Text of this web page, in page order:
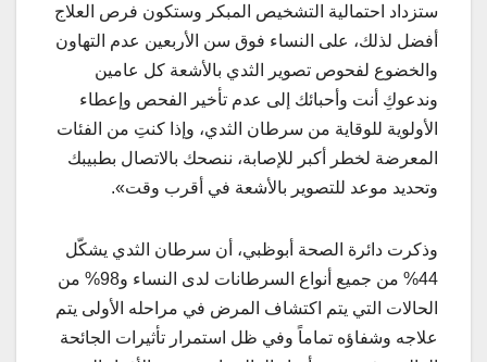
ستزداد احتمالية التشخيص المبكر وستكون فرص العلاج
أفضل لذلك، على النساء فوق سن الأربعين عدم التهاون
والخضوع لفحوص تصوير الثدي بالأشعة كل عامين
وندعوكِ أنت وأحبائك إلى عدم تأخير الفحص وإعطاء
الأولوية للوقاية من سرطان الثدي، وإذا كنتِ من الفئات
المعرضة لخطر أكبر للإصابة، ننصحك بالاتصال بطبيبك
وتحديد موعد للتصوير بالأشعة في أقرب وقت».
وذكرت دائرة الصحة أبوظبي، أن سرطان الثدي يشكّل
44% من جميع أنواع السرطانات لدى النساء و98% من
الحالات التي يتم اكتشاف المرض في مراحله الأولى يتم
علاجه وشفاؤه تماماً وفي ظل استمرار تأثيرات الجائحة